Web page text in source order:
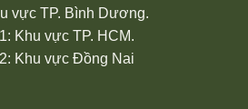
vực TP. Bình Dương.
Khu vực TP. HCM.
Khu vực Đồng Nai